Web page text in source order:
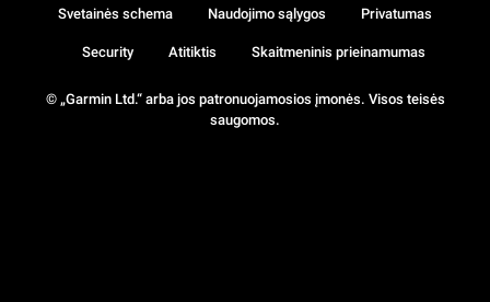
© „Garmin Ltd.“ arba jos patronuojamosios įmonės. Visos teisės
saugomos.
Svetainės schema Naudojimo sąlygos Privatumas
Security Atitiktis Skaitmeninis prieinamumas